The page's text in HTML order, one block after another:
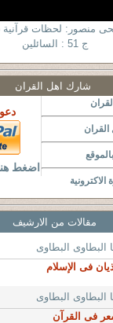
ج 51 : السائلين
شارك اهل القران
اضغط
مقالات من الارشيف
البطاوى البطاوى
فى الإسلام
البطاوى البطاوى
فى القرآن